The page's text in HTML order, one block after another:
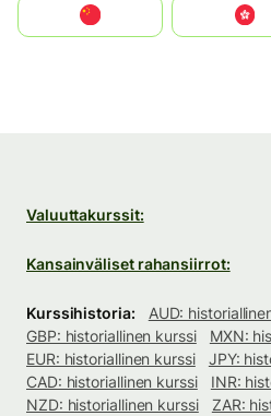
中國香港特別行政區
Valuuttakurssit:
Kansainväliset rahansiirrot:
Kurssihistoria:
AUD:
GBP: historiallinen kurssi
MXN:
EUR: historiallinen kurssi
JPY:
CAD: historiallinen kurssi
INR:
NZD: historiallinen kurssi
ZAR: